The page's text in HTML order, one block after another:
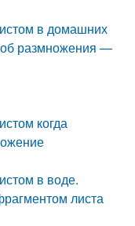
в домашних
размножения —
когда
в воде.
листа